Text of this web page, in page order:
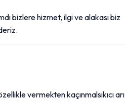
bizlere hizmet, ilgi ve alakası biz
vermekten kaçınmalsıkıcı arı